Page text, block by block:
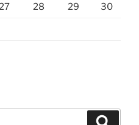
28 29 30